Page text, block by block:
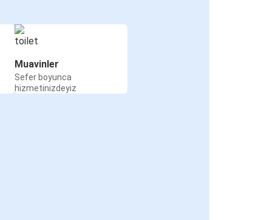
Muavinler
Sefer boyunca
hizmetinizdeyiz